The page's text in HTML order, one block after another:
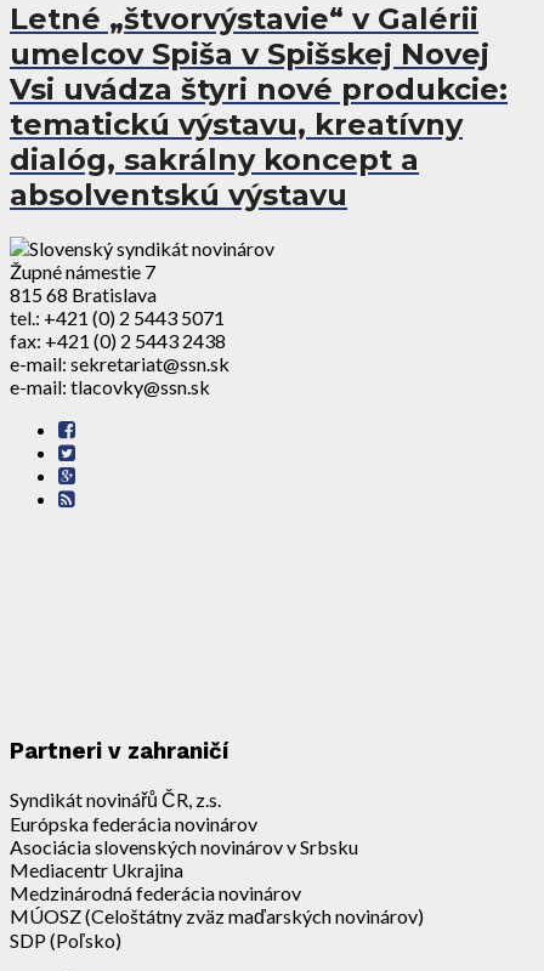
Letné „štvorvýstavie“ v Galérii
umelcov Spiša v Spišskej Novej
Vsi uvádza štyri nové produkcie:
tematickú výstavu, kreatívny
dialóg, sakrálny koncept a
absolventskú výstavu
Župné námestie 7
815 68 Bratislava
tel.: +421 (0) 2 5443 5071
fax: +421 (0) 2 5443 2438
e-mail: sekretariat@ssn.sk
e-mail: tlacovky@ssn.sk
Partneri v zahraničí
Syndikát novinářů ČR, z.s.
Európska federácia novinárov
Asociácia slovenských novinárov v Srbsku
Mediacentr Ukrajina
Medzinárodná federácia novinárov
MÚOSZ (Celoštátny zväz maďarských novinárov)
SDP (Poľsko)